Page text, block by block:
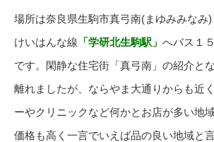
場所は奈良県生駒市真弓南(まゆみみなみ
けいはんな線 「学研北生駒駅」 へバス１
です。閑静な住宅街「真弓南」の紹介と
離れましたが、ならやま大通りからも近
ーやクリニックなど何かとお店が多い地
価格も高く一言でいえば品の良い地域と